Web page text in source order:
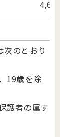
次のとおり
19歳を除
護者の属す